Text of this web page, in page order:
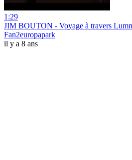
1:29
JIM BOUTON - Voyage à travers
Fan2europapark
il y a 8 ans